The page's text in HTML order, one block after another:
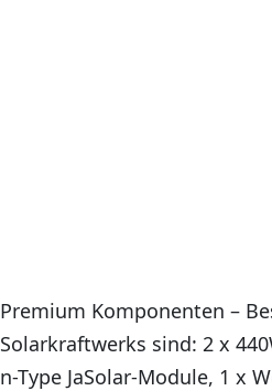
Premium Komponenten –
Solarkraftwerks sind: 2 x
n-Type JaSolar-Module, 1 x